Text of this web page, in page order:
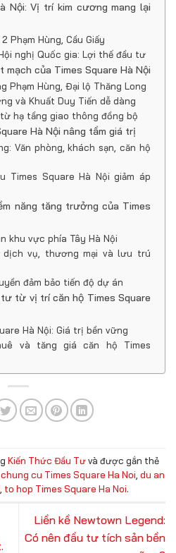
Nội: Vị trí kim cương mang lại
Phạm Hùng, Cầu Giấy
nghị Quốc gia: Lợi thế đầu tư
của Times Square Hà Nội
Phạm Hùng, Đại lộ Thăng Long
và Khuất Duy Tiến dễ dàng
hạ tầng giao thông đồng bộ
Hà Nội nâng tầm giá trị
Văn phòng, khách sạn, căn hộ
Times Square Hà Nội giảm áp
năng tăng trưởng của Times
khu vực phía Tây Hà Nội
vụ, thương mại và lưu trú
đảm bảo tiến độ dự án
từ vị trí căn hộ Times Square
Hà Nội: Giá trị bền vững
và tăng giá căn hộ Times
Kiến Thức Đầu Tưvà được gắn thẻ
chung cu Times Square Ha Noi du an
to hop Times Square Ha Noi.
Liền kề Newtown Legend:
Có nên đầu tư tích sản bền